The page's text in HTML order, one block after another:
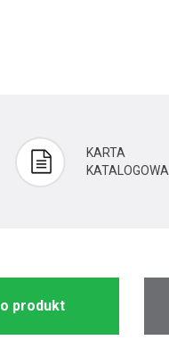
KARTA
KATALOGOWA
o produkt